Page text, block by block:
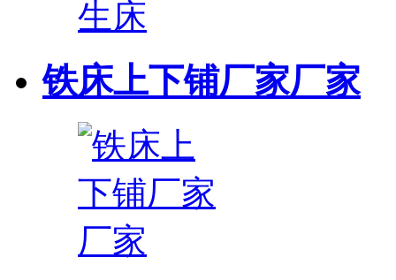
铁床上下铺厂家厂家